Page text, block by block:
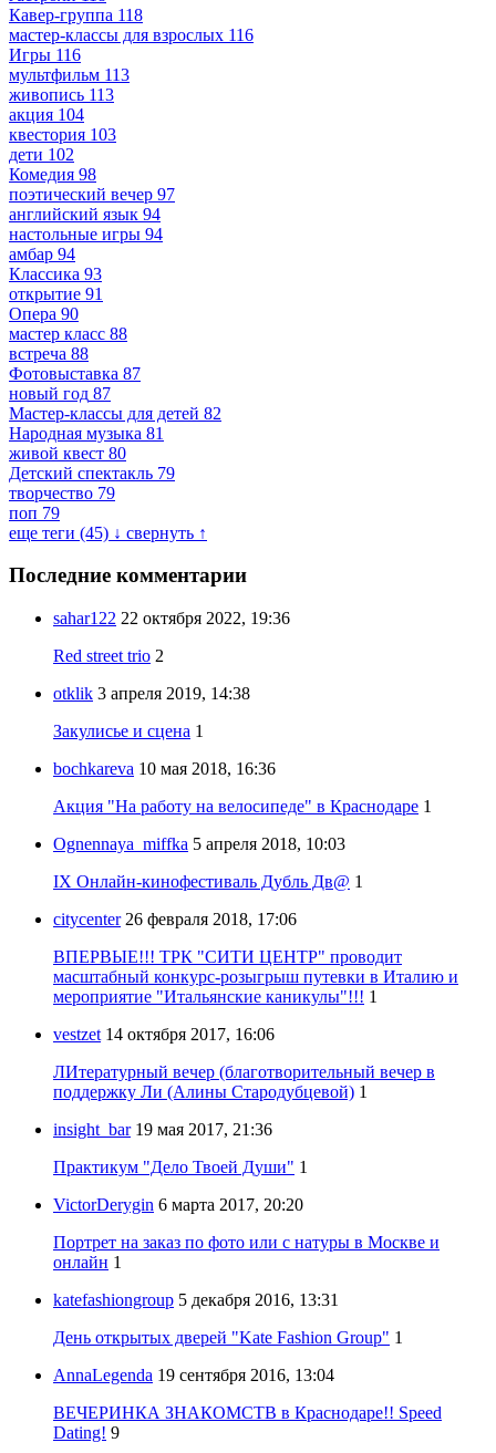
Кавер-группа 118
мастер-классы для взрослых 116
Игры 116
мультфильм 113
живопись 113
акция 104
квестория 103
дети 102
Комедия 98
поэтический вечер 97
английский язык 94
настольные игры 94
амбар 94
Классика 93
открытие 91
Опера 90
мастер класс 88
встреча 88
Фотовыставка 87
новый год 87
Мастер-классы для детей 82
Народная музыка 81
живой квест 80
Детский спектакль 79
творчество 79
поп 79
еще теги (45) ↓ свернуть ↑
Последние комментарии
sahar122 22 октября 2022, 19:36
Red street trio 2
otklik 3 апреля 2019, 14:38
Закулисье и сцена 1
bochkareva 10 мая 2018, 16:36
Акция "На работу на велосипеде" в Краснодаре 1
Ognennaya_miffka 5 апреля 2018, 10:03
IX Онлайн-кинофестиваль Дубль Дв@ 1
citycenter 26 февраля 2018, 17:06
ВПЕРВЫЕ!!! ТРК "СИТИ ЦЕНТР" проводит
масштабный конкурс-розыгрыш путевки в Италию и
мероприятие "Итальянские каникулы"!!! 1
vestzet 14 октября 2017, 16:06
ЛИтературный вечер (благотворительный вечер в
поддержку Ли (Алины Стародубцевой) 1
insight_bar 19 мая 2017, 21:36
Практикум "Дело Твоей Души" 1
VictorDerygin 6 марта 2017, 20:20
Портрет на заказ по фото или с натуры в Москве и
онлайн 1
katefashiongroup 5 декабря 2016, 13:31
День открытых дверей "Kate Fashion Group" 1
AnnaLegenda 19 сентября 2016, 13:04
ВЕЧЕРИНКА ЗНАКОМСТВ в Краснодаре!! Speed
Dating! 9